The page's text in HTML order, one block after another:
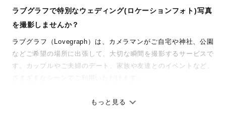
ラブグラフで特別なウェディング(ロケーションフォト)写真
を撮影しませんか？
ラブグラフ（Lovegraph）は、カメラマンがご自宅や神社、公園
などご希望の場所に出張して、大切な瞬間を撮影するサービスで
す。カップルやご夫婦のデート、家族や友達とのイベントなど、
ありのままの空気感を大切に、何十年経っても見返したくなるよ
もっと見る